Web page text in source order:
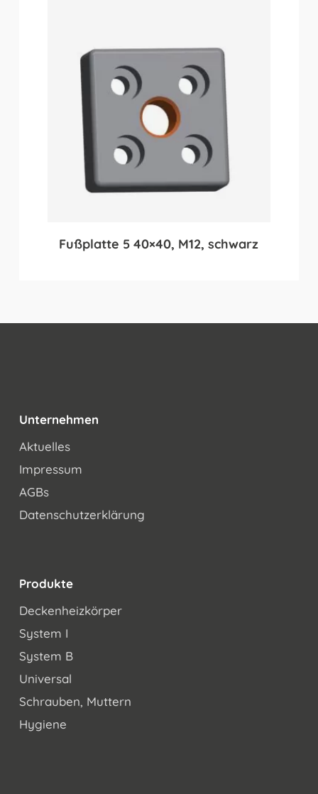
Fußplatte 5 40×40, M12, schwarz
Unternehmen
Aktuelles
Impressum
AGBs
Datenschutzerklärung
Produkte
Deckenheizkörper
System I
System B
Universal
Schrauben, Muttern
Hygiene